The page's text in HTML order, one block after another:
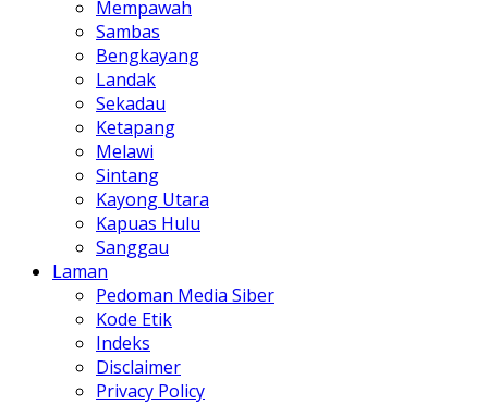
Mempawah
Sambas
Bengkayang
Landak
Sekadau
Ketapang
Melawi
Sintang
Kayong Utara
Kapuas Hulu
Sanggau
Laman
Pedoman Media Siber
Kode Etik
Indeks
Disclaimer
Privacy Policy